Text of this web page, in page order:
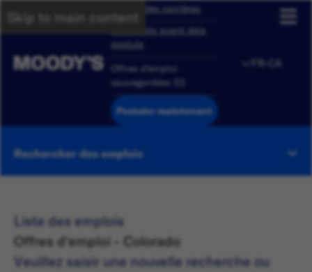
Skip to main contentAperçu des carrières
Candidats ayant deja
postule
Offres d'emploi
sauvegardées
Postuler maintenant
FR-CA
Rechercher des emplois
Liste des emplois
Offres d'emploi - Colorado
Veuillez saisir une nouvelle recherche ou